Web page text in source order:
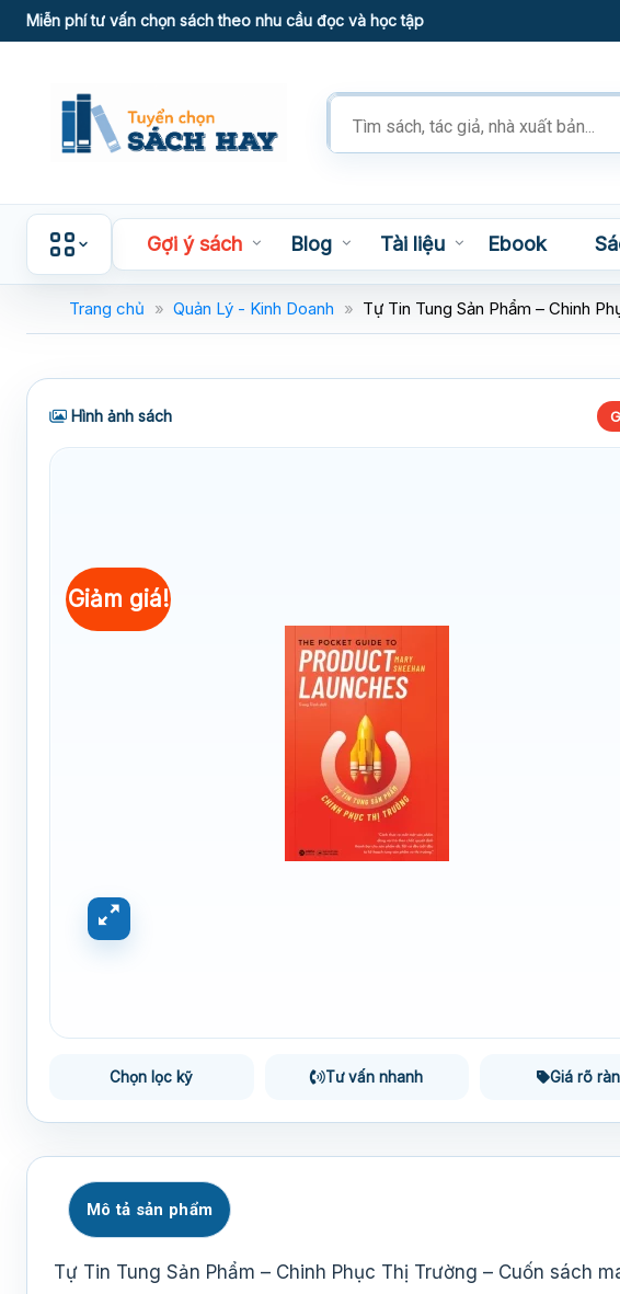
Skip
to
Miễn phí tư vấn chọn sách theo nhu cầu đọc và học tập
Tìm
kiếm
phẩm
Gợi ý sách Blog Tài liệu Ebook
Trang chủ » Quản Lý - Kinh Doanh » Tự Tin Tung Sản Phẩm – Chinh
Hình ảnh sách
Giảm giá!
Chọn lọc kỹ Tư vấn nhanh Giá rõ
Mô tả sản phẩm
Tự Tin Tung Sản Phẩm – Chinh Phục Thị Trường – Cuốn sách